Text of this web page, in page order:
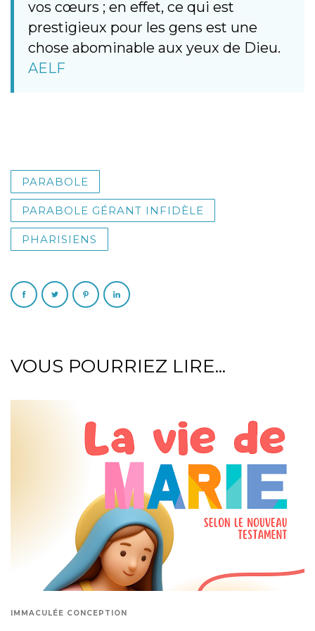
vos cœurs ; en effet, ce qui est
prestigieux pour les gens est une
chose abominable aux yeux de Dieu.
AELF
PARABOLE
PARABOLE GÉRANT INFIDÈLE
PHARISIENS
VOUS POURRIEZ LIRE...
IMMACULÉE CONCEPTION